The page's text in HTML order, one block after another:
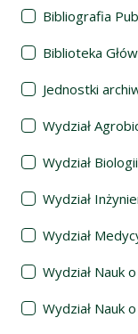
Bibliografia
Biblioteka
Jednostki
Wydział
Wydział
Wydział
Wydział
Wydział Nauk
Wydział Nauk